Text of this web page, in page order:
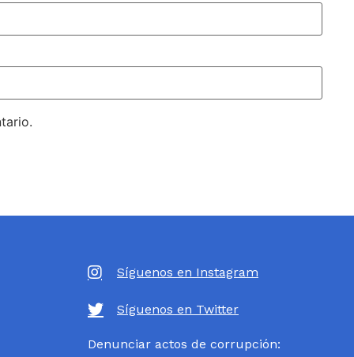
Síguenos en Instagram
Síguenos en Twitter
Denunciar actos de corrupción: